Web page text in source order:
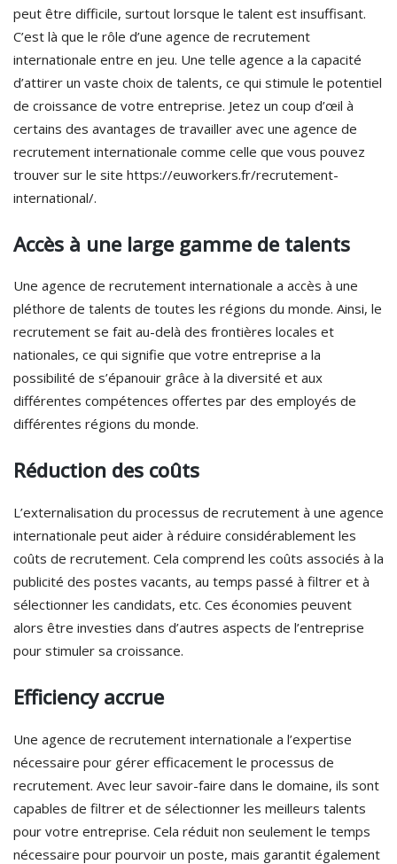
peut être difficile, surtout lorsque le talent est insuffisant.
C’est là que le rôle d’une agence de recrutement
internationale entre en jeu. Une telle agence a la capacité
d’attirer un vaste choix de talents, ce qui stimule le potentiel
de croissance de votre entreprise. Jetez un coup d’œil à
certains des avantages de travailler avec une agence de
recrutement internationale comme celle que vous pouvez
trouver sur le site https://euworkers.fr/recrutement-
international/.
Accès à une large gamme de talents
Une agence de recrutement internationale a accès à une
pléthore de talents de toutes les régions du monde. Ainsi, le
recrutement se fait au-delà des frontières locales et
nationales, ce qui signifie que votre entreprise a la
possibilité de s’épanouir grâce à la diversité et aux
différentes compétences offertes par des employés de
différentes régions du monde.
Réduction des coûts
L’externalisation du processus de recrutement à une agence
internationale peut aider à réduire considérablement les
coûts de recrutement. Cela comprend les coûts associés à la
publicité des postes vacants, au temps passé à filtrer et à
sélectionner les candidats, etc. Ces économies peuvent
alors être investies dans d’autres aspects de l’entreprise
pour stimuler sa croissance.
Efficiency accrue
Une agence de recrutement internationale a l’expertise
nécessaire pour gérer efficacement le processus de
recrutement. Avec leur savoir-faire dans le domaine, ils sont
capables de filtrer et de sélectionner les meilleurs talents
pour votre entreprise. Cela réduit non seulement le temps
nécessaire pour pourvoir un poste, mais garantit également